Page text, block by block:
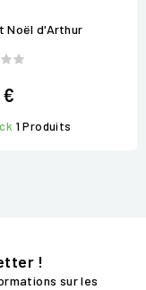
Noël d'Arthur
1 Produits
!
sur les